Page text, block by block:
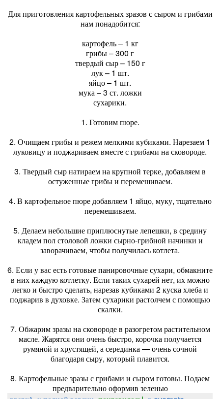
Для приготовления картофельных зразов с сыром и грибами
нам понадобится:
картофель – 1 кг
грибы – 300 г
твердый сыр – 150 г
лук – 1 шт.
яйцо – 1 шт.
мука – 3 ст. ложки
сухарики.
1. Готовим пюре.
2. Очищаем грибы и режем мелкими кубиками. Нарезаем 1
луковицу и поджариваем вместе с грибами на сковороде.
3. Твердый сыр натираем на крупной терке, добавляем в
остуженные грибы и перемешиваем.
4. В картофельное пюре добавляем 1 яйцо, муку, тщательно
перемешиваем.
5. Делаем небольшие приплюснутые лепешки, в средину
кладем пол столовой ложки сырно-грибной начинки и
заворачиваем, чтобы получилась котлета.
6. Если у вас есть готовые панировочные сухари, обмакните
в них каждую котлетку. Если таких сухарей нет, их можно
легко и быстро сделать, нарезав кубиками 2 куска хлеба и
поджарив в духовке. Затем сухарики растолчем с помощью
скалки.
7. Обжарим зразы на сковороде в разогретом растительном
масле. Жарятся они очень быстро, корочка получается
румяной и хрустящей, а серединка — очень сочной
благодаря сыру, который плавится.
8. Картофельные зразы с грибами и сыром готовы. Подаем
предварительно оформив зеленью